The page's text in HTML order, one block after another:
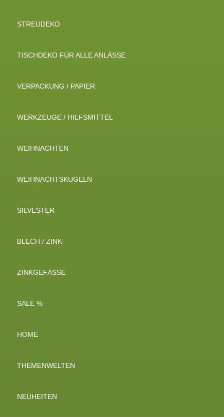
STREUDEKO
TISCHDEKO FÜR ALLE ANLÄSSE
VERPACKUNG / PAPIER
WERKZEUGE / HILFSMITTEL
WEIHNACHTEN
WEIHNACHTSKUGELN
SILVESTER
BLECH / ZINK
ZINKGEFÄSSE
SALE %
HOME
THEMENWELTEN
NEUHEITEN